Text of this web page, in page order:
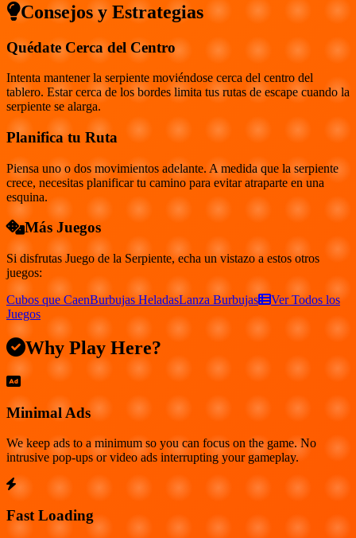
Consejos y Estrategias
Quédate Cerca del Centro
Intenta mantener la serpiente moviéndose cerca del centro del
tablero. Estar cerca de los bordes limita tus rutas de escape cuando la
serpiente se alarga.
Planifica tu Ruta
Piensa uno o dos movimientos adelante. A medida que la serpiente
crece, necesitas planificar tu camino para evitar atraparte en una
esquina.
Más Juegos
Si disfrutas Juego de la Serpiente, echa un vistazo a estos otros
juegos:
Cubos que CaenBurbujas HeladasLanza Burbujas
Ver Todos los
Juegos
Why Play Here?
Minimal Ads
We keep ads to a minimum so you can focus on the game. No
intrusive pop-ups or video ads interrupting your gameplay.
Fast Loading